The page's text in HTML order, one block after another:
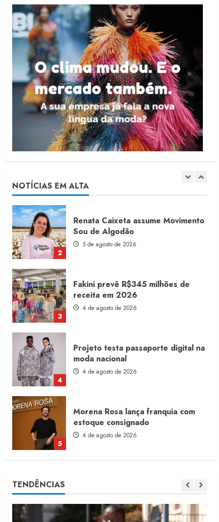
destaca
modelos
volumosos
e
o
denim
white
NOTÍCIAS EM ALTA
4
Projeto testa passaporte digital na
moda nacional
4 de agosto de 2026
5
Morena Rosa lança franquia com
estoque consignado
4 de agosto de 2026
1
6 de agosto de 2026
2
Renata Caixeta assume Movimento
Sou de Algodão
5 de agosto de 2026
3
Fakini prevê R$345 milhões de
receita em 2026
4 de agosto de 2026
4
Projeto testa passaporte digital na
moda nacional
4 de agosto de 2026
5
Morena Rosa lança franquia com
estoque consignado
4 de agosto de 2026
1
TENDÊNCIAS